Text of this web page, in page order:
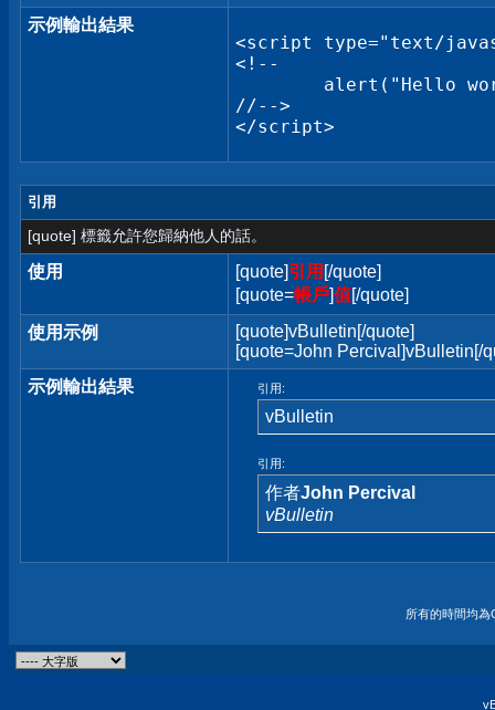
示例輸出結果
<script type="text/
<!--
//-->
</script>
引用
[quote] 標籤允許您歸納他人的話。
使用 [quote]引用 [/quote]
[quote=帳戶]值[/quote]
使用示例
[quote]vBulletin[/quote]
[quote=John Percival]vBulletin[/
示例輸出結果
引用:
vBulletin
引用:
作者John Percival
vBulletin
所有的時間均為